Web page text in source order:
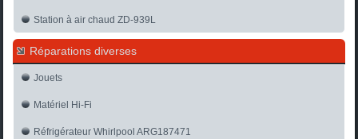
Station à air chaud ZD-939L
Réparations diverses
Jouets
Matériel Hi-Fi
Réfrigérateur Whirlpool ARG187471